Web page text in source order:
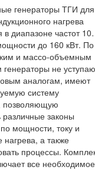
генераторы ТГИ для
нагрева
в диапазоне частот
до 160 кВт. По
и массо-объемным
генераторы не
аналогам, имеют
систему
позволяющую
различные законы
мощности, току и
нагрева, а также
процессы.
все необходимое